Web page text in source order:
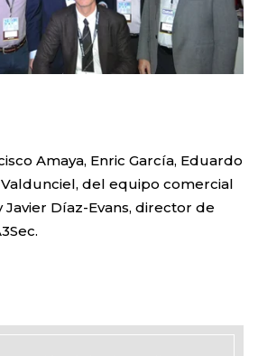
Amaya, Enric García, Eduardo
del equipo comercial
Javier Díaz-Evans, director de